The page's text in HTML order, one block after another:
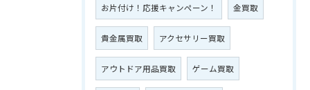
お片付け！応援キャンペーン！ 金買取
貴金属買取 アクセサリー買取
アウトドア用品買取 ゲーム買取